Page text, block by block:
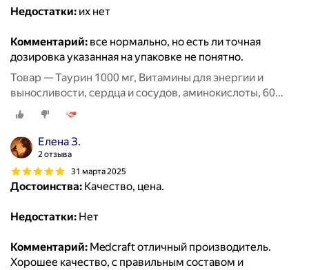
Недостатки: их нет
Комментарий: все нормально, но есть ли точная
дозировка указанная на упаковке не понятно.
Товар — Таурин 1000 мг, Витамины для энергии и
выносливости, сердца и сосудов, аминокислоты, 60
капсул / MedCraft
Елена З.
2 отзыва
31 марта 2025
Достоинства: Качество, цена.
Недостатки: Нет
Комментарий: Medcraft отличный производитель.
Хорошее качество, с правильным составом и